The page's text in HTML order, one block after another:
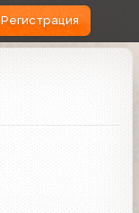
Регистрация